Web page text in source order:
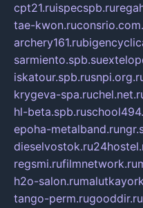
cpt21.ruispecspb.ru
tae-kwon.ru
archery161.ru
sarmiento.spb.su
iskatour.spb.ru
krygeva-spa.ru
hl-beta.spb.ru
epoha-metalband.ru
dieselvostok.ru
regsmi.rufilmnetwork.ru
h2o-salon.ru
tango-perm.rugooddir.ru